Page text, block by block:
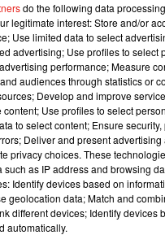
do the following data
legitimate interest: Store and/or
Use limited data to select
advertising; Use profiles to select
performance; Measure
audiences through statistics or
Develop and improve
Use profiles to select
to select content; Ensure
Deliver and present advertising
privacy choices. These
as IP address and browsing
Identify devices based on
geolocation data; Match and
different devices; Identify devices
automatically.